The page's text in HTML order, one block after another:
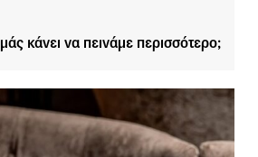
κάνει να πεινάμε περισσότερο;